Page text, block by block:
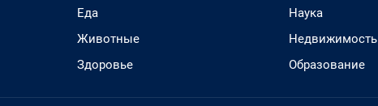
Еда
Животные
Здоровье
Наука
Недвижимость
Образование